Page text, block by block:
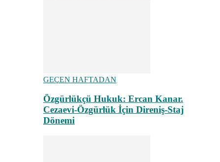
GEÇEN HAFTADAN
Özgürlükçü Hukuk: Ercan Kanar.
Cezaevi-Özgürlük İçin Direniş-Staj
Dönemi